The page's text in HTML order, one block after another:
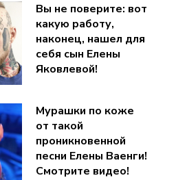
Вы не поверите: вот
какую работу,
наконец, нашел для
себя сын Елены
Яковлевой!
Мурашки по коже
от такой
проникновенной
песни Елены Ваенги!
Смотрите видео!